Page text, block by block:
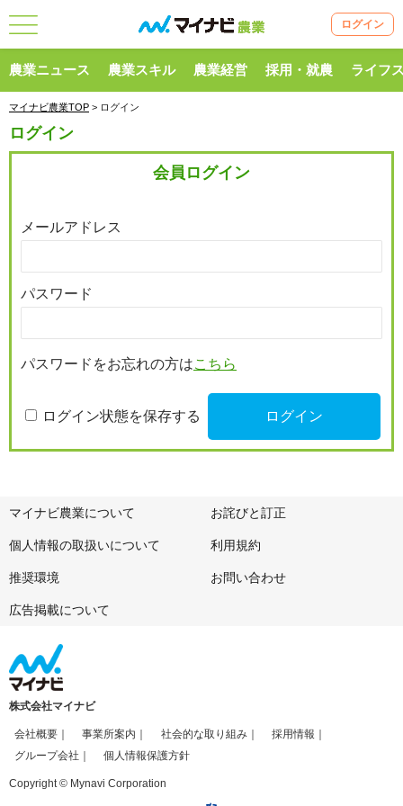
ログイン
農業ニュース 農業スキル 農業経営 採用・就農 ライフ
マイナビ農業TOP > ログイン
ログイン
会員ログイン
メールアドレス
パスワード
パスワードをお忘れの方はこちら
ログイン状態を保存する
マイナビ農業について お詫びと訂正
個人情報の取扱いについて 利用規約
推奨環境 お問い合わせ
広告掲載について
株式会社マイナビ
会社概要 事業所案内 社会的な取り組み
採用情報
グループ会社
個人情報保護方針
Copyright © Mynavi Corporation